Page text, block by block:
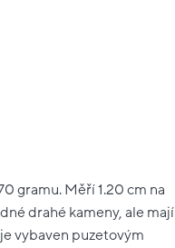
gramu. Měří 1.20 cm na
drahé kameny, ale mají
vybaven puzetovým